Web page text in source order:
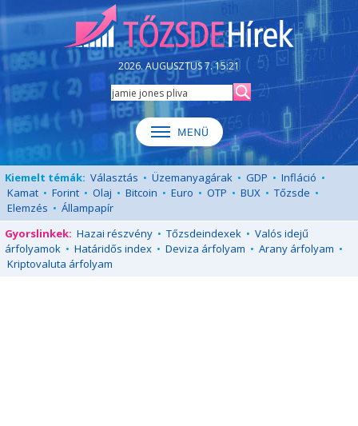
2026. AUGUSZTUS 7. 15:21
Kiemelt témák: Választás • Üzemanyagárak • GDP • Infláció •
Kamat • Forint • Olaj • Bitcoin • Euro • OTP • BUX • Tőzsde •
Elemzés • Állampapír
Gyorslinkek: Hazai részvény • Tőzsdeindexek • Valós idejű
árfolyamok • Határidős index • Deviza árfolyam • Arany árfolyam •
Kriptovaluta árfolyam